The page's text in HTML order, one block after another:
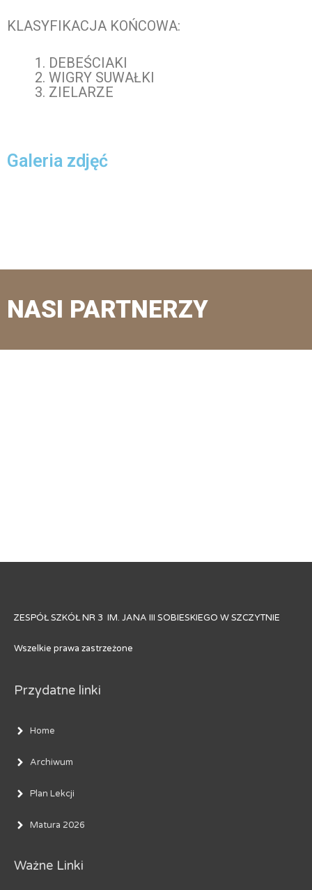
KLASYFIKACJA KOŃCOWA:
DEBEŚCIAKI
WIGRY SUWAŁKI
ZIELARZE
Galeria zdjęć
NASI PARTNERZY
ZESPÓŁ SZKÓŁ NR 3 IM. JANA III SOBIESKIEGO W SZCZYTNIE
Wszelkie prawa zastrzeżone
Przydatne linki
Home
Archiwum
Plan Lekcji
Matura 2026
Ważne Linki